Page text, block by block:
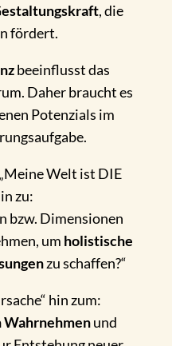
, die
fördert.
beeinflusst das
Daher braucht es
Potenzials im
Welt ist DIE
zu:
bzw. Dimensionen
um holistische
zu schaffen?“
hin zum:
und